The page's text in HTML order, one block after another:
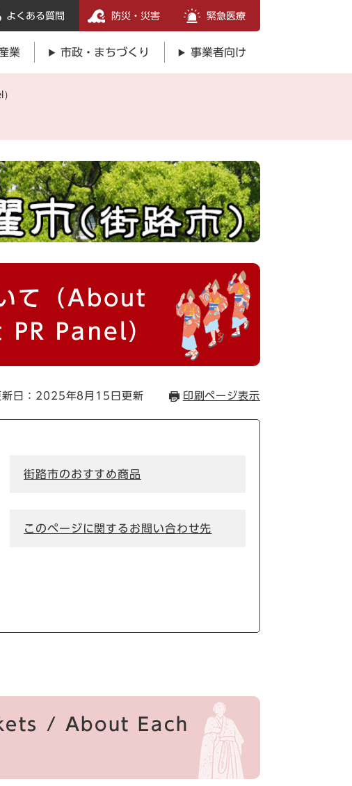
よくある質問 防災・災害 緊急医療
業 市政・まちづくり 事業者向け
て（About
Panel）
新日：2025年8月15日更新 印刷ページ表示
街路市のおすすめ商品
このページに関するお問い合わせ先
/ About Each